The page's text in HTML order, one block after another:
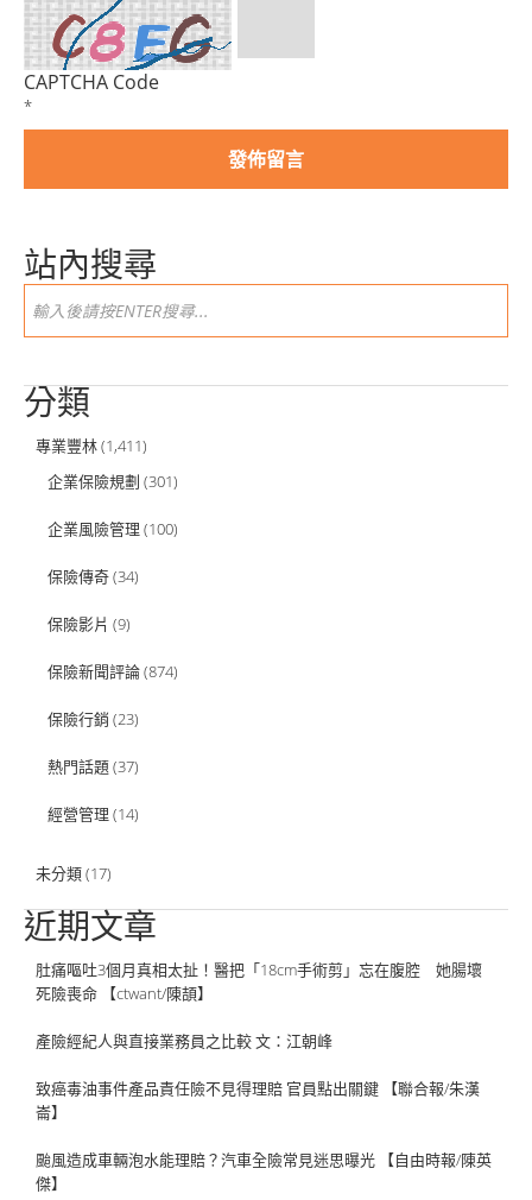
CAPTCHA Code
*
站內搜尋
分類
專業豐林(1,411)
企業保險規劃 (301)
企業風險管理 (100)
保險傳奇(34)
保險影片 (9)
保險新聞評論(874)
保險行銷 (23)
熱門話題(37)
經營管理 (14)
未分類(17)
近期文章
肚痛嘔吐3個月真相太扯！醫把「18cm手術剪」忘在腹腔 她腸壞
死險喪命 【ctwant/陳頡】
產險經紀人與直接業務員之比較 文：江朝峰
致癌毒油事件產品責任險不見得理賠 官員點出關鍵 【聯合報/朱漢
崙】
颱風造成車輛泡水能理賠？汽車全險常見迷思曝光 【自由時報/陳英
傑】